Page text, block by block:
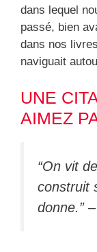
dans lequel
passé, bien
dans nos
naviguait
UNE
AIMEZ
“On vit
construit
donne.”